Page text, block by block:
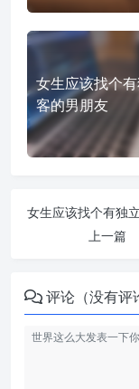
女生应该找个
客的男朋友
上一篇
评论（没有评